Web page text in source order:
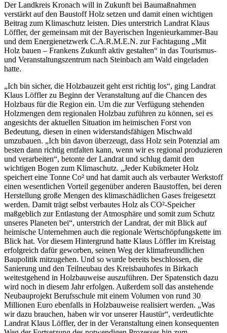
Der Landkreis Kronach will in Zukunft bei Baumaßnahmen
verstärkt auf den Baustoff Holz setzen und damit einen wichtigen
Beitrag zum Klimaschutz leisten. Dies unterstrich Landrat Klaus
Löffler, der gemeinsam mit der Bayerischen Ingenieurkammer-Bau
und dem Energienetzwerk C.A.R.M.E.N. zur Fachtagung „Mit
Holz bauen – Frankens Zukunft aktiv gestalten“ in das Tourismus-
und Veranstaltungszentrum nach Steinbach am Wald eingeladen
hatte.
„Ich bin sicher, die Holzbauzeit geht erst richtig los“, ging Landrat
Klaus Löffler zu Beginn der Veranstaltung auf die Chancen des
Holzbaus für die Region ein. Um die zur Verfügung stehenden
Holzmengen dem regionalen Holzbau zuführen zu können, sei es
angesichts der aktuellen Situation im heimischen Forst von
Bedeutung, diesen in einen widerstandsfähigen Mischwald
umzubauen. „Ich bin davon überzeugt, dass Holz sein Potenzial am
besten dann richtig entfalten kann, wenn wir es regional produzieren
und verarbeiten“, betonte der Landrat und schlug damit den
wichtigen Bogen zum Klimaschutz. „Jeder Kubikmeter Holz
speichert eine Tonne Co² und hat damit auch als verbauter Werkstoff
einen wesentlichen Vorteil gegenüber anderen Baustoffen, bei deren
Herstellung große Mengen des klimaschädlichen Gases freigesetzt
werden. Damit trägt selbst verbautes Holz als CO²-Speicher
maßgeblich zur Entlastung der Atmosphäre und somit zum Schutz
unseres Planeten bei“, unterstrich der Landrat, der mit Blick auf
heimische Unternehmen auch die regionale Wertschöpfungskette im
Blick hat. Vor diesem Hintergrund hatte Klaus Löffler im Kreistag
erfolgreich dafür geworben, seinen Weg der klimafreundlichen
Baupolitik mitzugehen. Und so wurde bereits beschlossen, die
Sanierung und den Teilneubau des Kreisbauhofes in Birkach
weitestgehend in Holzbauweise auszuführen. Der Spatenstich dazu
wird noch in diesem Jahr erfolgen. Außerdem soll das anstehende
Neubauprojekt Berufsschule mit einem Volumen von rund 30
Millionen Euro ebenfalls in Holzbauweise realisiert werden. „Was
wir dazu brauchen, haben wir vor unserer Haustür“, verdeutlichte
Landrat Klaus Löffler, der in der Veranstaltung einen konsequenten